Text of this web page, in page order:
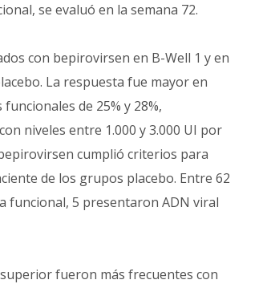
se evaluó en la semana 72.
con bepirovirsen en B-Well 1 y en
La respuesta fue mayor en
de 25% y 28%,
niveles entre 1.000 y 3.000 UI por
cumplió criterios para
de los grupos placebo. Entre 62
funcional, 5 presentaron ADN viral
fueron más frecuentes con